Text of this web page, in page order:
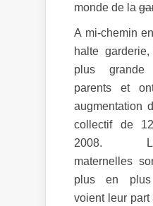
monde de la
A mi-chemin
halte
plus grande
parents et
augmentation
collectif de
2008.
maternelles
plus en plus
voient leur